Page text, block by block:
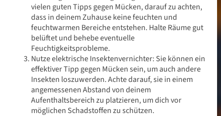
vielen guten Tipps gegen Mücken, darauf zu achten,
dass in deinem Zuhause keine feuchten und
feuchtwarmen Bereiche entstehen. Halte Räume gut
belüftet und behebe eventuelle
Feuchtigkeitsprobleme.
Nutze elektrische Insektenvernichter: Sie können ein
effektiver Tipp gegen Mücken sein, um auch andere
Insekten loszuwerden. Achte darauf, sie in einem
angemessenen Abstand von deinem
Aufenthaltsbereich zu platzieren, um dich vor
möglichen Schadstoffen zu schützen.